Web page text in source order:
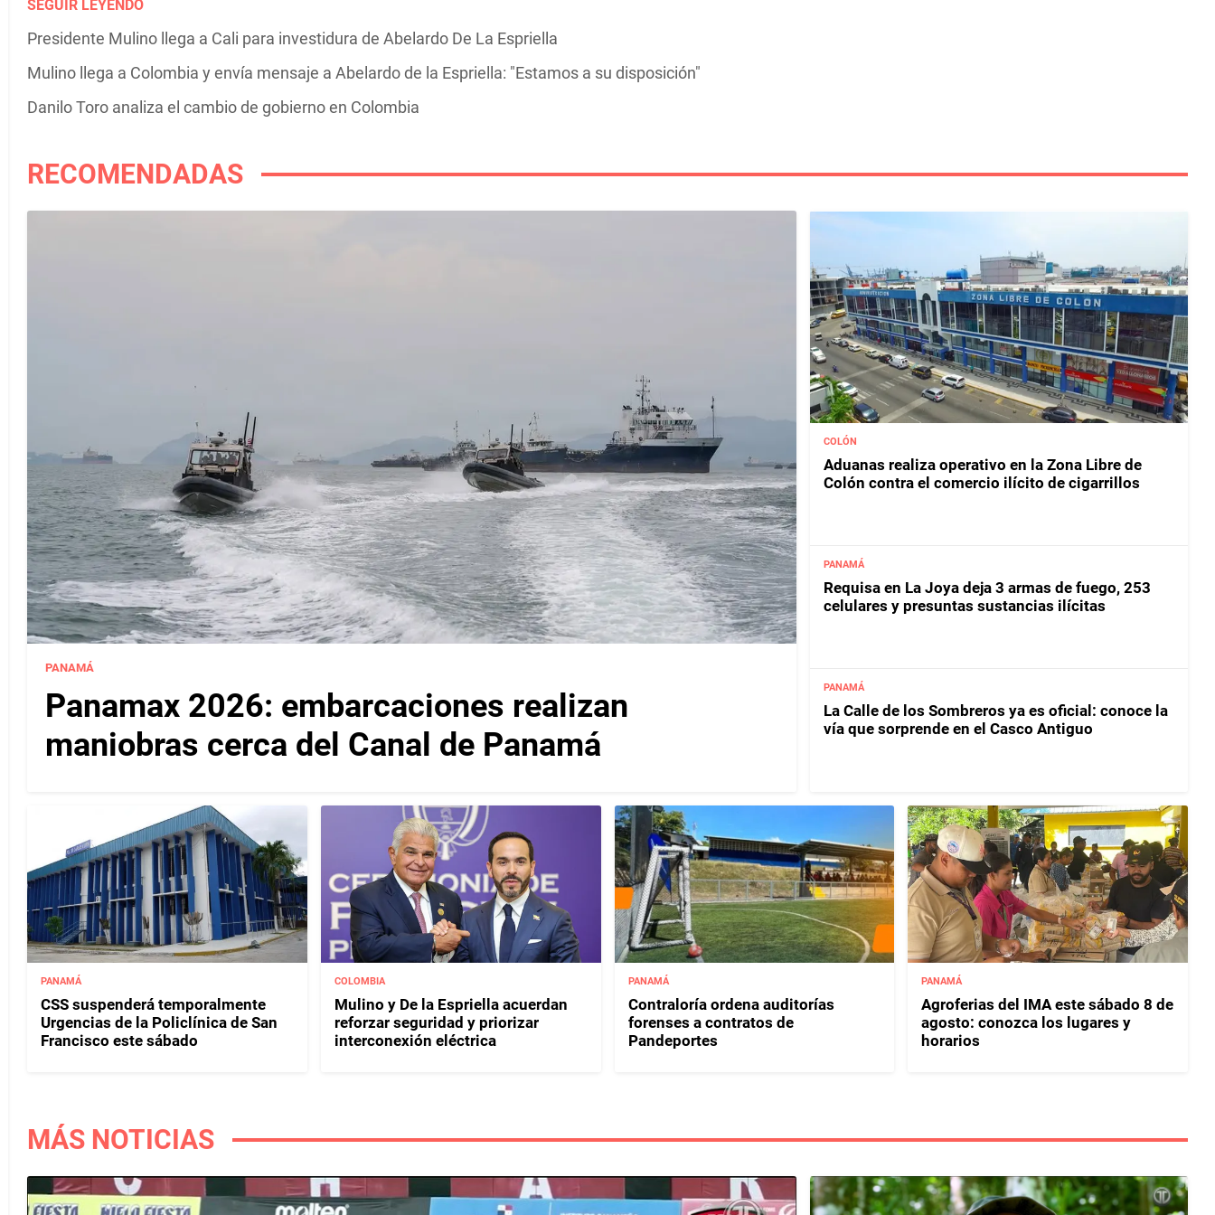
SEGUIR LEYENDO
Presidente Mulino llega a Cali para investidura de Abelardo De La Espriella
Mulino llega a Colombia y envía mensaje a Abelardo de la Espriella: "Estamos a su disposición"
Danilo Toro analiza el cambio de gobierno en Colombia
RECOMENDADAS
PANAMÁ
Panamax 2026: embarcaciones realizan
maniobras cerca del Canal de Panamá
COLÓN
Aduanas realiza operativo en la Zona Libre de
Colón contra el comercio ilícito de cigarrillos
PANAMÁ
Requisa en La Joya deja 3 armas de fuego, 253
celulares y presuntas sustancias ilícitas
PANAMÁ
La Calle de los Sombreros ya es oficial: conoce la
vía que sorprende en el Casco Antiguo
PANAMÁ
CSS suspenderá temporalmente
Urgencias de la Policlínica de San
Francisco este sábado
COLOMBIA
Mulino y De la Espriella acuerdan
reforzar seguridad y priorizar
interconexión eléctrica
PANAMÁ
Contraloría ordena auditorías
forenses a contratos de
Pandeportes
PANAMÁ
Agroferias del IMA este sábado 8 de
agosto: conozca los lugares y
horarios
MÁS NOTICIAS